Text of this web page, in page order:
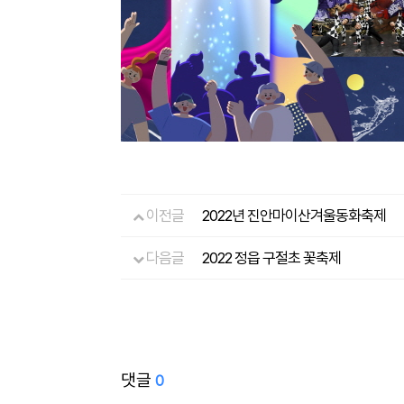
이전글 2022년 진안마이산겨울동화축제
다음글 2022 정읍 구절초 꽃축제
댓글 0